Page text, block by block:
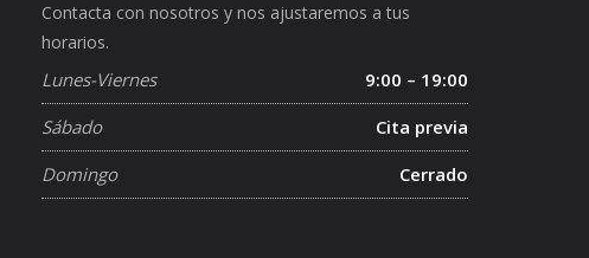
Contacta con nosotros y nos ajustaremos a tus
horarios.
Lunes-Viernes
9:00 – 19:00
Sábado
Cita previa
Domingo
Cerrado